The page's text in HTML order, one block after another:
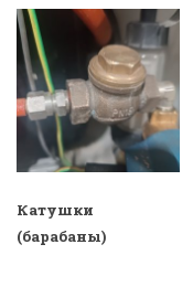
Катушки
(барабаны)